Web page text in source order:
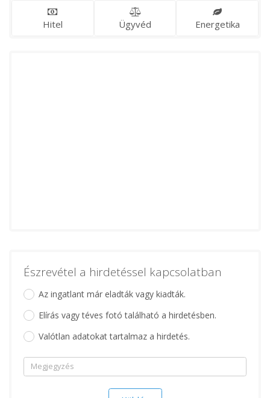
Hitel Ügyvéd Energetika
Észrevétel a hirdetéssel kapcsolatban
Az ingatlant már eladták vagy kiadták.
Elírás vagy téves fotó található a hirdetésben.
Valótlan adatokat tartalmaz a hirdetés.